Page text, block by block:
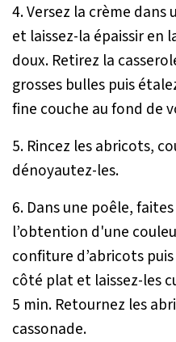
4. Versez la crème dans
et laissez-la épaissir en
doux. Retirez la
grosses bulles puis
fine couche au fond de
5. Rincez les abricots,
dénoyautez-les.
6. Dans une poêle,
l’obtention d'une
confiture d’abricots
côté plat et laissez-les
5 min. Retournez les
cassonade.